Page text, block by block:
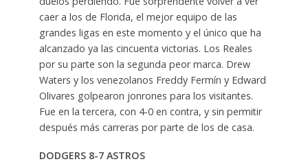
caer a los de Florida, el mejor equipo de las
grandes ligas en este momento y el único que ha
alcanzado ya las cincuenta victorias. Los Reales
por su parte son la segunda peor marca. Drew
Waters y los venezolanos Freddy Fermín y Edward
Olivares golpearon jonrones para los visitantes.
Fue en la tercera, con 4-0 en contra, y sin permitir
después más carreras por parte de los de casa.
DODGERS 8-7 ASTROS